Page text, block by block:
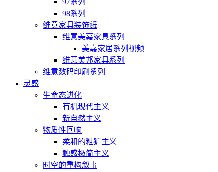
97系列
98系列
维意家具装饰纸
维意美嘉家具系列
美嘉家居系列视频
维意美邦家具系列
维意数码印刷系列
灵感
生命态进化
有机现代主义
新自然主义
物质性回响
柔和的粗犷主义
触感极简主义
时空的重构叙事